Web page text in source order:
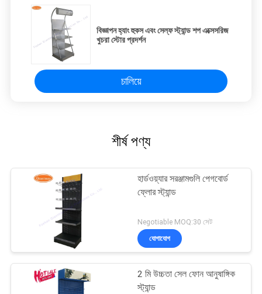
বিজ্ঞাপন হ্যাং হুকস এবং সেল্ফ স্ট্যান্ড শপ এক্সেসরিজ
খুচরা স্টোর প্রদর্শন
চালিয়ে
শীর্ষ পণ্য
হার্ডওয়্যার সরঞ্জামগুলি পেগবোর্ড
ফ্লোর স্ট্যান্ড
Negotiable MOQ:30 সেট
যোগাযোগ
2 মি উচ্চতা সেল ফোন আনুষাঙ্গিক
স্ট্যান্ড